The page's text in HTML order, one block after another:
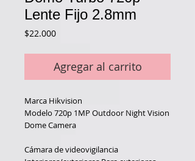
Lente Fijo 2.8mm
$22.000Precio
Agregar al carrito
Marca Hikvision
Modelo 720p 1MP Outdoor Night Vision
Dome Camera
Cámara de videovigilancia